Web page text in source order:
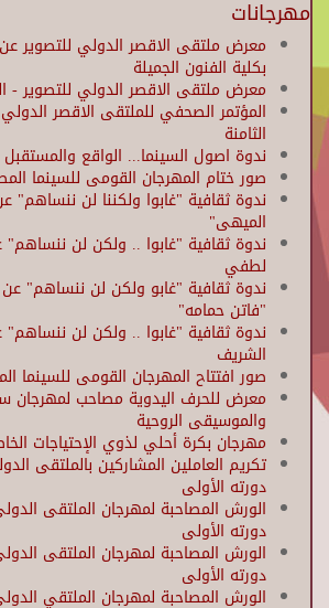
مهرجانات
معرض ملتقى الاقصر الدولي للتصوير عن
بكلية الفنون الجميلة
معرض ملتقى الاقصر الدولي للتصوير -
المؤتمر الصحفي للملتقى الاقصر
الثامنة
ندوة اصول السينما... الواقع والمستقبل
صور ختام المهرجان القومى للسينما
ندوة ثقافية "غابوا ولكننا لن ننساهم"
الميهى"
ندوة ثقافية "غابوا .. ولكن لن ننساهم"
لطفي
ندوة ثقافية "غابو ولكن لن ننساهم"
"فاتن حمامه"
ندوة ثقافية "غابوا .. ولكن لن ننساهم"
الشريف
صور افتتاح المهرجان القومى للسينما
معرض للحرف اليدوية مصاحب لمهرجان
والموسيقى الروحية
مهرجان بكرة أحلي لذوي الإحتياجات
تكريم العاملين المشاركين بالملتقى
دورته الأولى
الورش المصاحبة لمهرجان الملتقى
دورته الأولى
الورش المصاحبة لمهرجان الملتقى
دورته الأولى
الورش المصاحبة لمهرجان الملتقي